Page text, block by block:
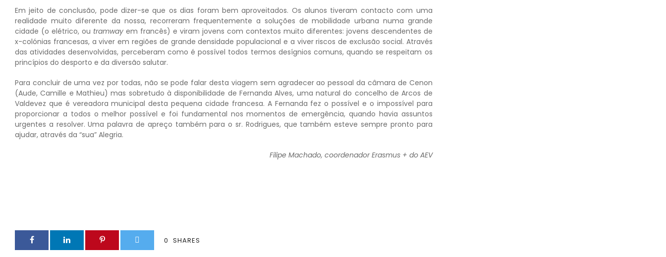
Em jeito de conclusão, pode dizer-se que os dias foram bem aproveitados. Os alunos tiveram contacto com uma
realidade muito diferente da nossa, recorreram frequentemente a soluções de mobilidade urbana numa grande
cidade (o elétrico, ou tramway em francês) e viram jovens com contextos muito diferentes: jovens descendentes de
x-colónias francesas, a viver em regiões de grande densidade populacional e a viver riscos de exclusão social. Através
das atividades desenvolvidas, perceberam como é possível todos termos desígnios comuns, quando se respeitam os
princípios do desporto e da diversão salutar.
Para concluir de uma vez por todas, não se pode falar desta viagem sem agradecer ao pessoal da câmara de Cenon
(Aude, Camille e Mathieu) mas sobretudo à disponibilidade de Fernanda Alves, uma natural do concelho de Arcos de
Valdevez que é vereadora municipal desta pequena cidade francesa. A Fernanda fez o possível e o impossível para
proporcionar a todos o melhor possível e foi fundamental nos momentos de emergência, quando havia assuntos
urgentes a resolver. Uma palavra de apreço também para o sr. Rodrigues, que também esteve sempre pronto para
ajudar, através da “sua” Alegria.
Filipe Machado, coordenador Erasmus + do AEV
0 SHARES